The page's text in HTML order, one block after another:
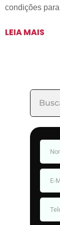
condições
LEIA MAIS